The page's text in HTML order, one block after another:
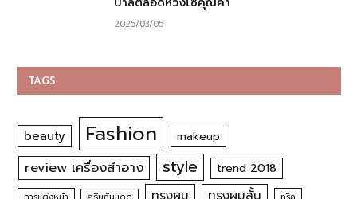
2025/03/05
TAGS
beauty Fashion makeup
review เครื่องสำอาง style trend 2018